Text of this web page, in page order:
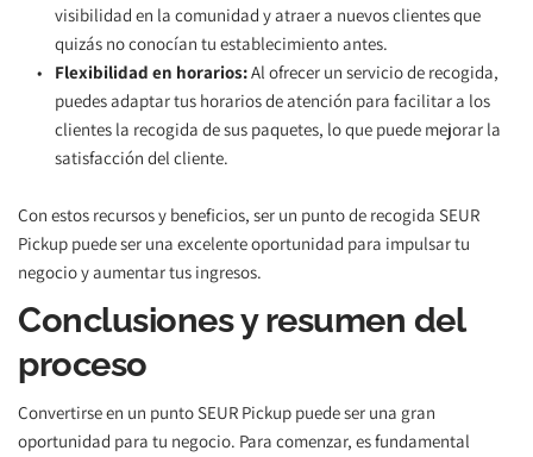
visibilidad en la comunidad y atraer a nuevos clientes que
quizás no conocían tu establecimiento antes.
Flexibilidad en horarios: Al ofrecer un servicio de recogida,
puedes adaptar tus horarios de atención para facilitar a los
clientes la recogida de sus paquetes, lo que puede mejorar la
satisfacción del cliente.
Con estos recursos y beneficios, ser un punto de recogida SEUR
Pickup puede ser una excelente oportunidad para impulsar tu
negocio y aumentar tus ingresos.
Conclusiones y resumen del
proceso
Convertirse en un punto SEUR Pickup puede ser una gran
oportunidad para tu negocio. Para comenzar, es fundamental